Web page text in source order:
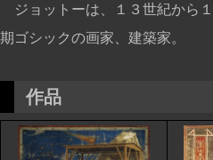
ジョットーは、１３世紀から
期ゴシックの画家、建築家。
作品